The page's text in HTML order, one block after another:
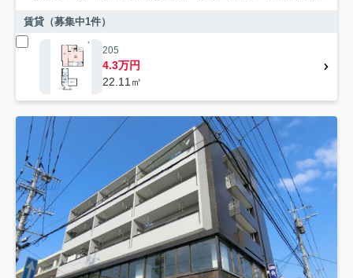
賃貸（募集中1件）
205
4.3万円
22.11㎡